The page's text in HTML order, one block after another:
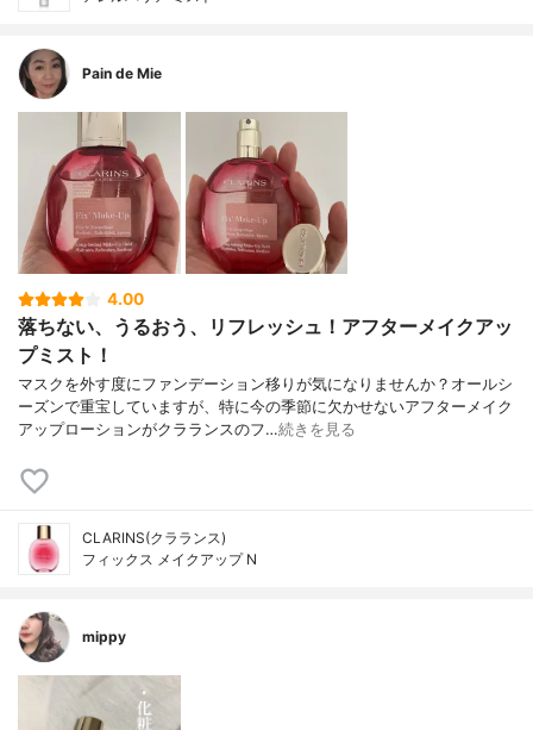
Pain de Mie
4.00
落ちない、うるおう、リフレッシュ！アフターメイクアッ
プミスト！
マスクを外す度にファンデーション移りが気になりませんか？オールシ
ーズンで重宝していますが、特に今の季節に欠かせないアフターメイク
アップローションがクラランスのフ…続きを見る
CLARINS(クラランス)
フィックス メイクアップ N
mippy